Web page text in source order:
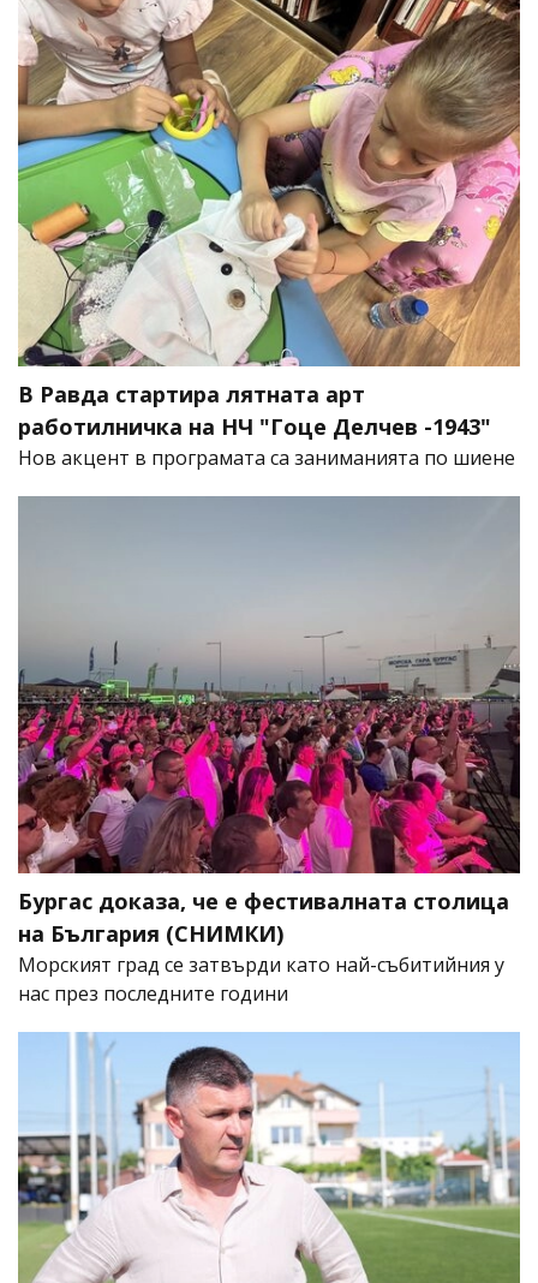
В Равда стартира лятната арт
работилничка на НЧ "Гоце Делчев -1943"
Нов акцент в програмата са заниманията по шиене
Бургас доказа, че е фестивалната столица
на България (СНИМКИ)
Морският град се затвърди като най-събитийния у
нас през последните години